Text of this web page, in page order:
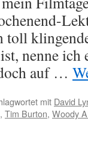
toll
nenne ich
auf …
mit David
, Tim Burton, Woody